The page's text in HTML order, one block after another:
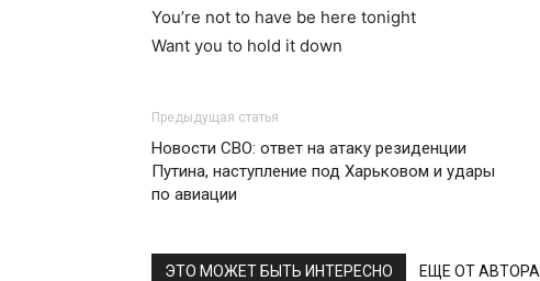
You’re not to have be here tonight
Want you to hold it down
Предыдущая статья
Новости СВО: ответ на атаку резиденции
Путина, наступление под Харьковом и удары
по авиации
ЭТО МОЖЕТ БЫТЬ ИНТЕРЕСНО ЕЩЕ ОТ АВТОРА